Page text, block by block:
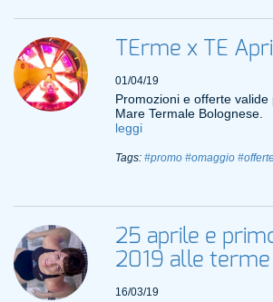
TErme x TE
01/04/19
Promozioni e offerte
Mare Termale Bolognese.
leggi
Tags: #promo #omaggio
25 aprile e
2019 alle terme
16/03/19